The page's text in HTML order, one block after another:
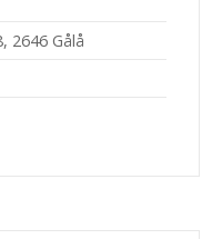
2646 Gålå